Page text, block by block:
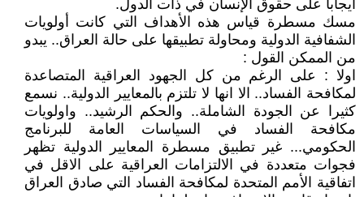
ايجابا على حقوق الإنسان في ذات الدول.
مسك مسطرة قياس هذه الأهداف التي كانت أولويات
الشفافية الدولية ومحاولة تطبيقها على حالة العراق.. يبدو
من الممكن القول :
اولا : على الرغم من كل الجهود العراقية المتصاعدة
لمكافحة الفساد.. الا انها لا تلتزم بالمعايير الدولية.. نسمع
كثيرا عن الجودة الشاملة.. والحكم الرشيد.. واولويات
مكافحة الفساد في السياسات العامة للبرنامج
الحكومي... غير تطبيق مسطرة المعايير الدولية تظهر
فجوات متعددة في الالتزامات العراقية على الاقل في
اتفاقية الأمم المتحدة لمكافحة الفساد التي صادق العراق